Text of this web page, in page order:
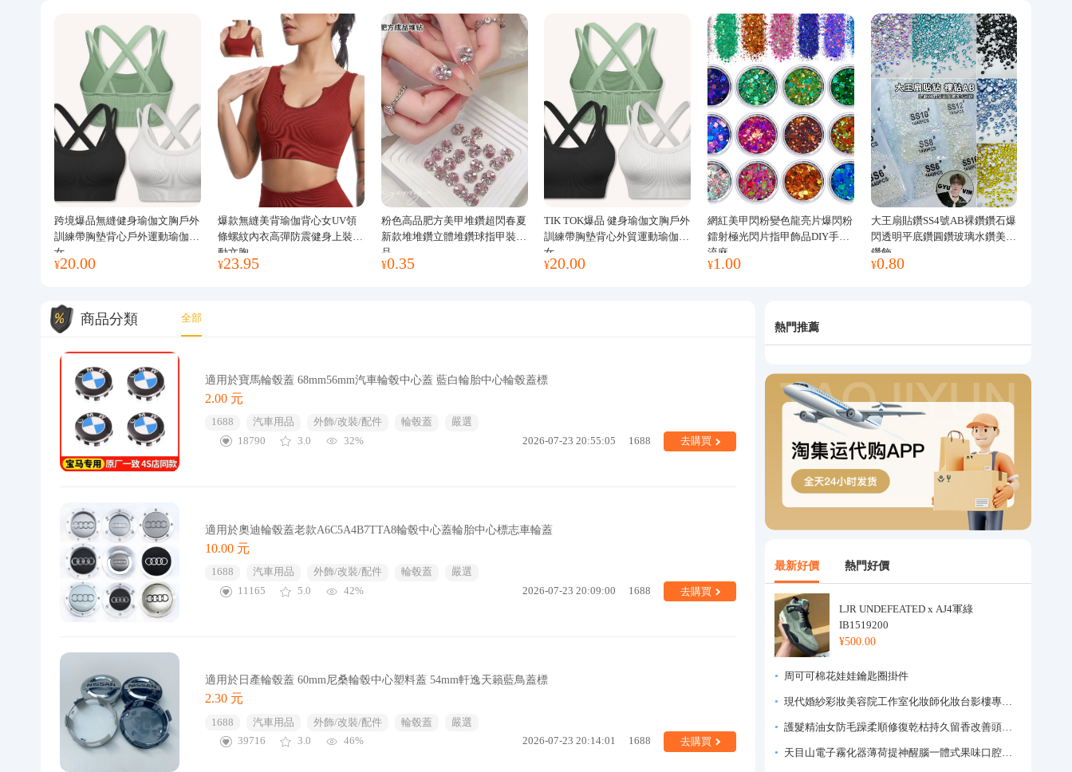
跨境爆品無縫健身瑜伽文胸戶外
訓練帶胸墊背心戶外運動瑜伽服
女
¥20.00
爆款無縫美背瑜伽背心女UV領
條螺紋內衣高彈防震健身上裝運
動文胸
¥23.95
粉色高品肥方美甲堆鑽超閃春夏
新款堆堆鑽立體堆鑽球指甲裝飾
品
¥0.35
TIK TOK爆品 健身瑜伽文胸戶外
訓練帶胸墊背心外貿運動瑜伽服
女
¥20.00
網紅美甲閃粉變色龍亮片爆閃粉
鐳射極光閃片指甲飾品DIY手工
流麻
¥1.00
大王扇貼鑽SS4號AB裸鑽鑽石爆
閃透明平底鑽圓鑽玻璃水鑽美甲
鑽飾
¥0.80
商品分類 全部
適用於寶馬輪毂蓋 68mm56mm汽車輪毂中心蓋 藍白輪胎中心輪毂蓋標
2.00 元
1688 汽車用品 外飾/改裝/配件 輪毂蓋
嚴選
18790
3.0 32% 2026-07-23 20:55:05 1688 去購買
適用於奧迪輪毂蓋老款A6C5A4B7TTA8輪毂中心蓋輪胎中心標志車輪蓋
10.00 元
1688 汽車用品 外飾/改裝/配件 輪毂蓋
嚴選
11165
5.0 42% 2026-07-23 20:09:00 1688 去購買
適用於日產輪毂蓋 60mm尼桑輪毂中心塑料蓋 54mm軒逸天籟藍鳥蓋標
2.30 元
1688 汽車用品 外飾/改裝/配件 輪毂蓋
嚴選
39716
3.0 46% 2026-07-23 20:14:01 1688 去購買
熱門推薦
最新好價 熱門好價
LJR UNDEFEATED x AJ4軍綠
IB1519200
¥500.00
周可可棉花娃娃鑰匙圈掛件
現代婚紗彩妝美容院工作室化妝師化妝台影樓專業化妝師專用梳妝台
護髮精油女防毛躁柔順修復乾枯持久留香改善頭髮毛躁柔順劑神器
天目山電子霧化器薄荷提神醒腦一體式果味口腔噴霧吸入式戒煙神器